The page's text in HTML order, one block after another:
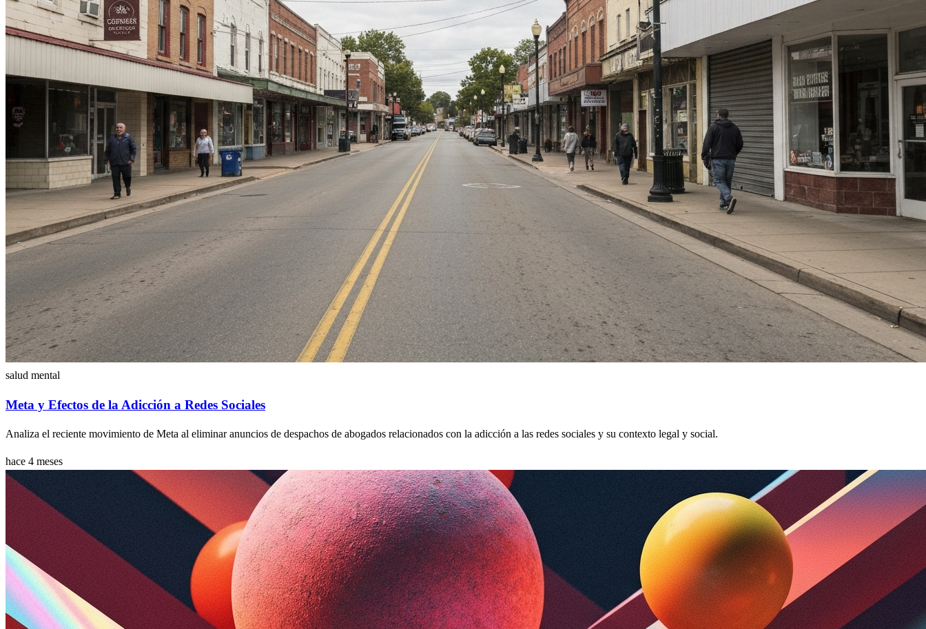
salud mental
Meta y Efectos de la Adicción a Redes Sociales
Analiza el reciente movimiento de Meta al eliminar anuncios de despachos de abogados relacionados con la adicción a las redes sociales y su contexto legal y social.
hace 4 meses